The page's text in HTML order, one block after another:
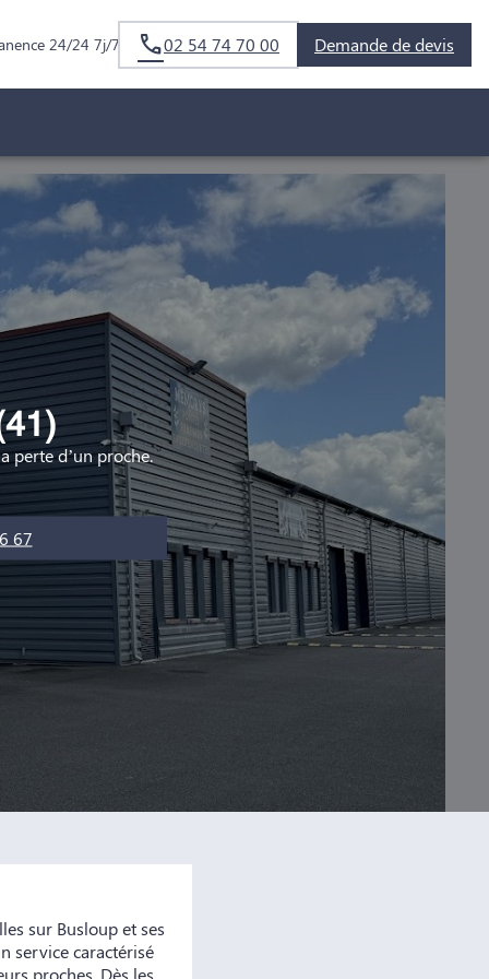
24/24 7j/7 02 54 74 70 00 Demande de devis
perte d’un proche.
67
sur Busloup et ses
service caractérisé
proches. Dès les